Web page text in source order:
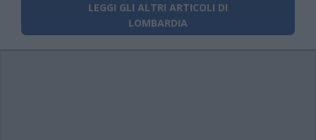
LEGGI GLI ALTRI ARTICOLI DI
LOMBARDIA